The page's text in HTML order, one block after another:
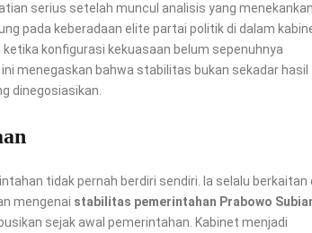
serius setelah muncul analisis yang menekankan
pada keberadaan elite partai politik di dalam
konfigurasi kekuasaan belum sepenuhnya
menegaskan bahwa stabilitas bukan sekadar hasil
dinegosiasikan.
tidak pernah berdiri sendiri. Ia selalu berkaitan
mengenai stabilitas pemerintahan Prabowo
sejak awal pemerintahan. Kabinet menjadi